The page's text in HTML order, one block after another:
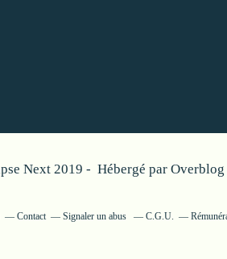
Next 2019 - Hébergé par Overblog
Contact Signaler un abus C.G.U.